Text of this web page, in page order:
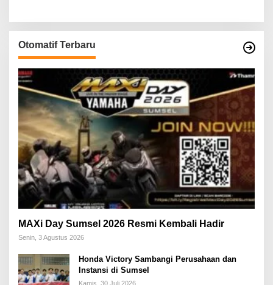
Otomatif Terbaru
MAXi Day Sumsel 2026 Resmi Kembali Hadir
Senin, 3 Agustus 2026
Honda Victory Sambangi Perusahaan dan
Instansi di Sumsel
Kamis, 30 Juli 2026